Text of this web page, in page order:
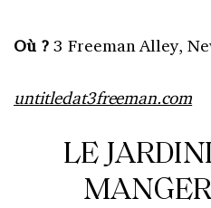
Où ?3 Freeman Alley,
untitledat3freeman.com
LE